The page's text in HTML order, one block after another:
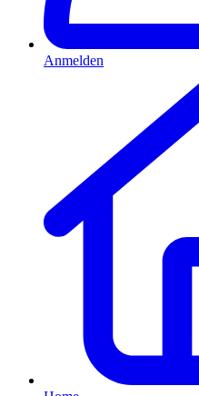
Anmelden